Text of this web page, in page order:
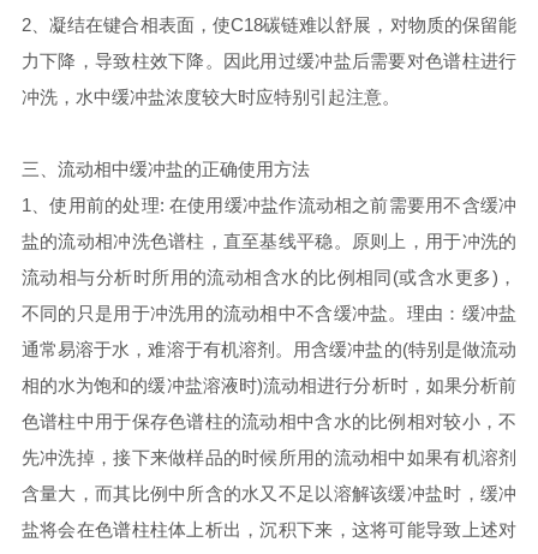
2、凝结在键合相表面，使C18碳链难以舒展，对物质的保留能
力下降，导致柱效下降。因此用过缓冲盐后需要对色谱柱进行
冲洗，水中缓冲盐浓度较大时应特别引起注意。
三、流动相中缓冲盐的正确使用方法
1、使用前的处理: 在使用缓冲盐作流动相之前需要用不含缓冲
盐的流动相冲洗色谱柱，直至基线平稳。原则上，用于冲洗的
流动相与分析时所用的流动相含水的比例相同(或含水更多)，
不同的只是用于冲洗用的流动相中不含缓冲盐。理由：缓冲盐
通常易溶于水，难溶于有机溶剂。用含缓冲盐的(特别是做流动
相的水为饱和的缓冲盐溶液时)流动相进行分析时，如果分析前
色谱柱中用于保存色谱柱的流动相中含水的比例相对较小，不
先冲洗掉，接下来做样品的时候所用的流动相中如果有机溶剂
含量大，而其比例中所含的水又不足以溶解该缓冲盐时，缓冲
盐将会在色谱柱柱体上析出，沉积下来，这将可能导致上述对